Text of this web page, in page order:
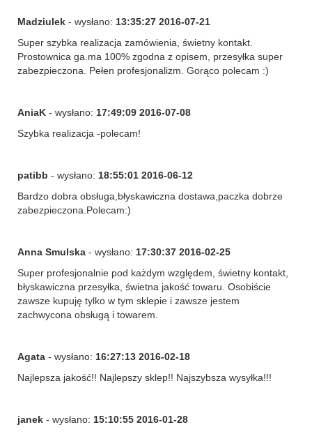
Madziulek - wysłano: 13:35:27 2016-07-21
Super szybka realizacja zamówienia, świetny kontakt.
Prostownica ga.ma 100% zgodna z opisem, przesyłka super
zabezpieczona. Pełen profesjonalizm. Gorąco polecam :)
AniaK - wysłano: 17:49:09 2016-07-08
Szybka realizacja -polecam!
patibb - wysłano: 18:55:01 2016-06-12
Bardzo dobra obsługa,błyskawiczna dostawa,paczka dobrze
zabezpieczona.Polecam:)
Anna Smulska - wysłano: 17:30:37 2016-02-25
Super profesjonalnie pod każdym względem, świetny kontakt,
błyskawiczna przesyłka, świetna jakość towaru. Osobiście
zawsze kupuję tylko w tym sklepie i zawsze jestem
zachwycona obsługą i towarem.
Agata - wysłano: 16:27:13 2016-02-18
Najlepsza jakość!! Najlepszy sklep!! Najszybsza wysyłka!!!
janek - wysłano: 15:10:55 2016-01-28